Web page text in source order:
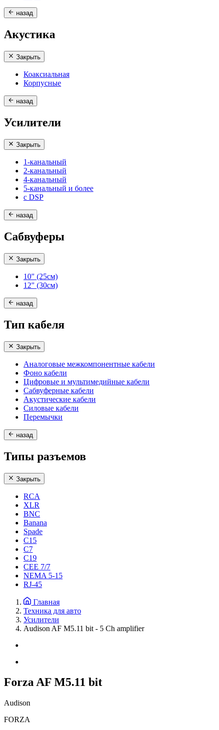
назад
Акустика
Закрыть
Коаксиальная
Корпусные
назад
Усилители
Закрыть
1-канальный
2-канальный
4-канальный
5-канальный и более
с DSP
назад
Сабвуферы
Закрыть
10" (25см)
12" (30см)
назад
Тип кабеля
Закрыть
Аналоговые межкомпонентные кабели
Фоно кабели
Цифровые и мультимедийные кабели
Сабвуферные кабели
Акустические кабели
Силовые кабели
Перемычки
назад
Типы разъемов
Закрыть
RCA
XLR
BNC
Banana
Spade
C15
С7
C19
CEE 7/7
NEMA 5-15
RJ-45
Главная
Техника для авто
Усилители
Audison AF M5.11 bit - 5 Ch amplifier
Forza AF M5.11 bit
Audison
FORZA